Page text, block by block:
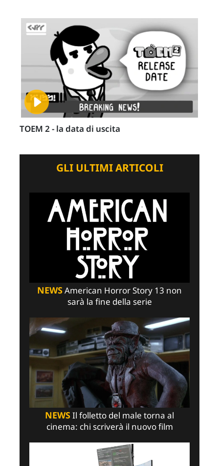
TOEM 2 - la data di uscita
GLI ULTIMI ARTICOLI
NEWSAmerican Horror Story 13 non
sarà la fine della serie
NEWSIl folletto del male torna al
cinema: chi scriverà il nuovo film